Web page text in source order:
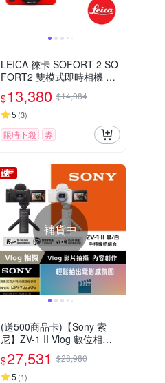
LEICA 徠卡 SOFORT 2 SO
FORT2 雙模式即時相機 公
司貨
$13,380 $14,084
5 (3)
限時下殺 券
補貨中
(送500商品卡)【Sony 索
尼】ZV-1 II Vlog 數位相機
手持握把組合 (公司貨 保固
18+6個月)
$27,531 $28,980
5 (1)